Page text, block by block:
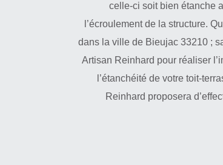
celle-ci soit bien étanche
l’écroulement de la structure.
dans la ville de Bieujac 33210 ;
Artisan Reinhard pour réaliser
l’étanchéité de votre toit-
Reinhard proposera